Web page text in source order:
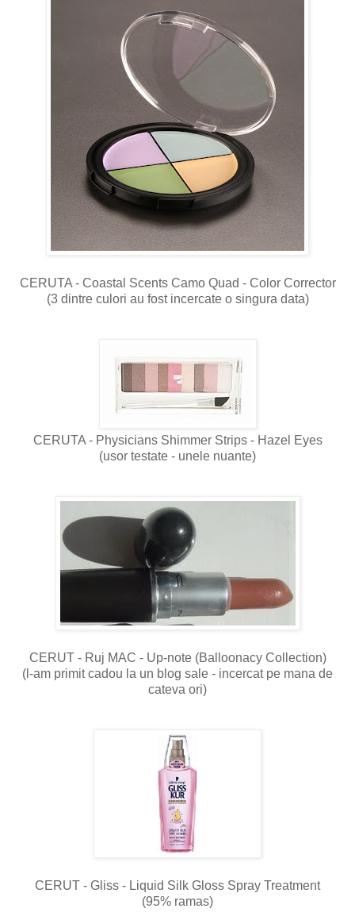
CERUTA - Coastal Scents Camo Quad - Color Corrector
(3 dintre culori au fost incercate o singura data)
CERUTA - Physicians Shimmer Strips - Hazel Eyes
(usor testate - unele nuante)
CERUT - Ruj MAC - Up-note (Balloonacy Collection)
(l-am primit cadou la un blog sale - incercat pe mana de
cateva ori)
CERUT - Gliss - Liquid Silk Gloss Spray Treatment
(95% ramas)